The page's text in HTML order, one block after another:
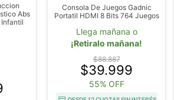
Abs
Consola De Juegos Gadnic
Portatil HDMI 8 Bits 764 Juegos
Llega mañana o
¡Retiralo mañana!
$88.887
$39.999
55% OFF